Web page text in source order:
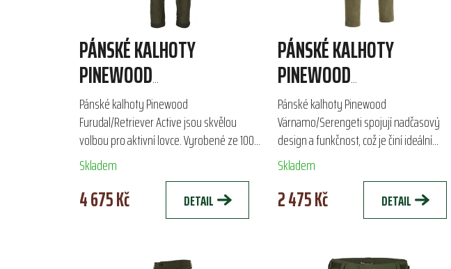
PÁNSKÉ KALHOTY
PINEWOOD
FURUDAL/RETRIEVER
ACTIVE
Pánské kalhoty Pinewood
Furudal/Retriever Active jsou skvělou
volbou pro aktivní lovce. Vyrobené ze 100%
recyklovaného polyesteru, zajišťují
vysokou prodyšnost a voděodolnost s...
Skladem
4 675 Kč DETAIL
PÁNSKÉ KALHOTY
PINEWOOD
VÄRNAMO/SERENGETI
Pánské kalhoty Pinewood
Värnamo/Serengeti spojují nadčasový
design a funkčnost, což je činí ideální
volbou pro lov i každodenní nošení.
Vyrobeny z pohodlné směsi bavlny a...
Skladem
2 475 Kč DETAIL